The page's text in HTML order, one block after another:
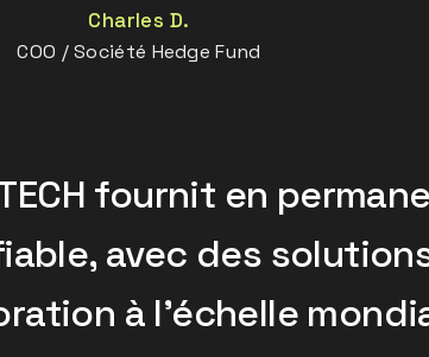
Charles D.
COO / Société Hedge Fund
fournit en
avec des
à l’échelle